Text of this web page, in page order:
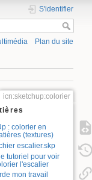
S'identifier
Plan du site
icn:sketchup:colorier
: colorier en
(textures)
escalier.skp
tutoriel pour voir
l'escalier
mon travail